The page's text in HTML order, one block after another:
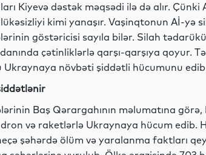
Kiyevə dəstək məqsədi ilə də alır. Çünki
kimi yanaşır. Vaşinqtonun Aİ-yə
göstəricisi sayıla bilər. Silah
çətinliklərlə qarşı-qarşıya qoyur.
Ukraynaya növbəti şiddətli hücumunu
Baş Qərargahının məlumatına
və raketlərlə Ukraynaya hücum edib.
şəhərdə ölüm və yaralanma faktları